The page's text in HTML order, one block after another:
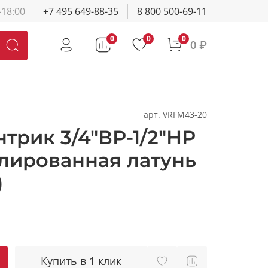
+7 495 649-88-35 8 800 500-69-11
0 0 0 0 ₽
арт. VRFM43-20
3/4"ВР-1/2"НР
латунь
Купить в 1 клик